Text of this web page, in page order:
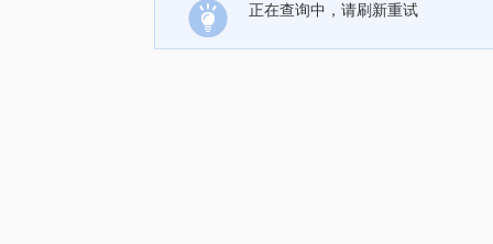
正在查询中，请刷新重试